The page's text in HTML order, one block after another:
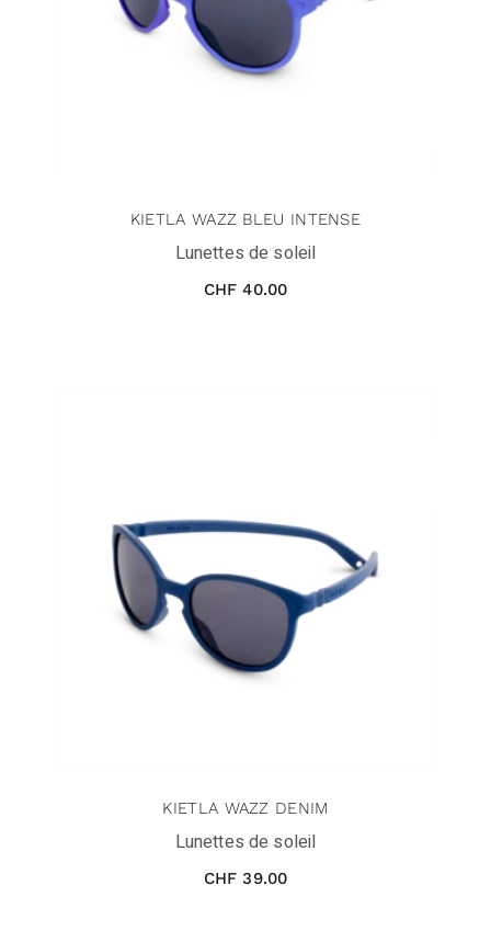
KIETLA WAZZ BLEU INTENSE
Lunettes de soleil
CHF 40.00
KIETLA WAZZ DENIM
Lunettes de soleil
CHF 39.00